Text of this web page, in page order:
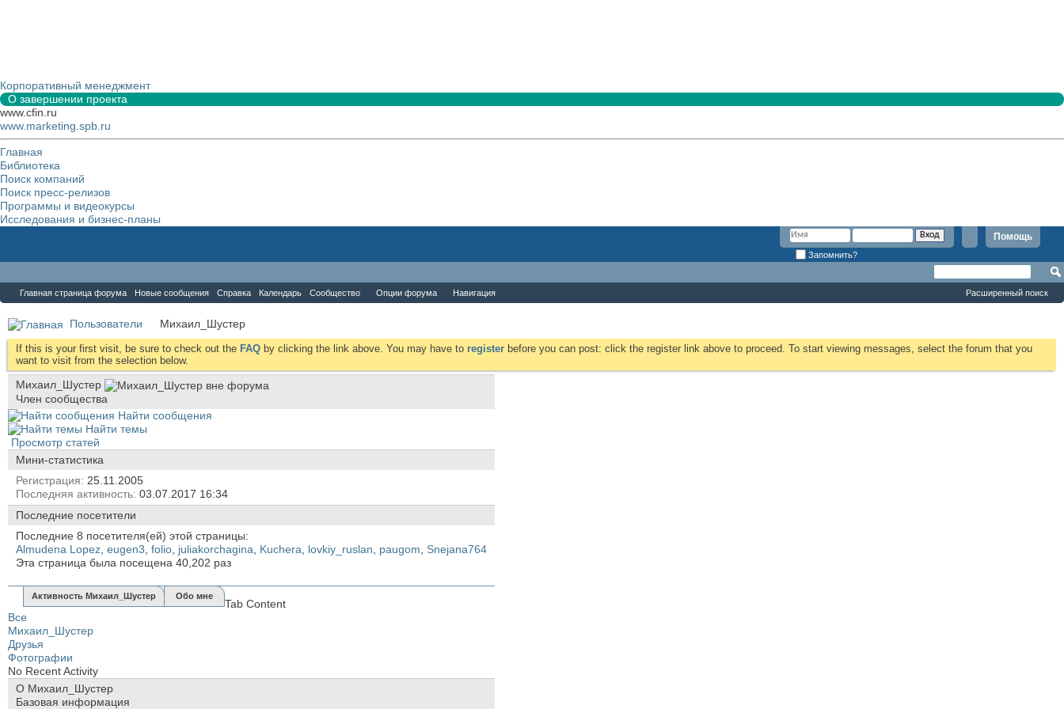
Корпоративный менеджмент
О завершении проекта
www.cfin.ru
www.marketing.spb.ru
Главная
Библиотека
Поиск компаний
Поиск пресс-релизов
Программы и видеокурсы
Исследования и бизнес-планы
Помощь
Запомнить?
Главная страница форума Новые сообщения Справка Календарь Сообщество Опции форума Навигация Расширенный поиск
Пользователи Михаил_Шустер
If this is your first visit, be sure to check out the FAQ by clicking the link above. You may have to register before you can post: click the register link above to proceed. To start viewing messages, select the forum that you
want to visit from the selection below.
Михаил_Шустер
Член сообщества
Найти сообщения
Найти темы
Просмотр статей
Мини-статистика
Регистрация
25.11.2005
Последняя активность 03.07.2017 16:34
Последние посетители
Последние 8 посетителя(ей) этой страницы:
Almudena Lopez eugen3 folio juliakorchagina Kuchera lovkiy_ruslan paugom
Snejana764
Эта страница была посещена 40,202 раз
Активность Михаил_Шустер Обо мне
Tab Content
Все
Михаил_Шустер
Друзья
Фотографии
No Recent Activity
О Михаил_Шустер
Базовая информация